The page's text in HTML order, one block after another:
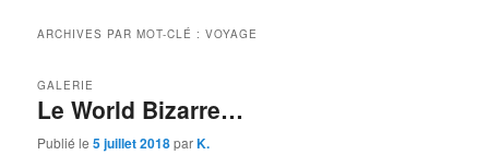
ARCHIVES PAR MOT-CLÉ :VOYAGE
Le World Bizarre…
GALERIE
Publié le5 juillet 2018parK.